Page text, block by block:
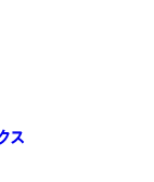
ス